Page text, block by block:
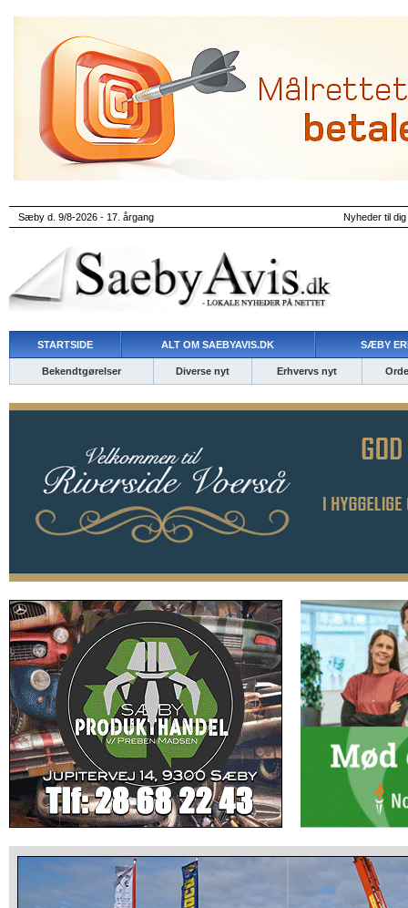
Sæby d. 9/8-2026 - 17. årgang Nyheder til
STARTSIDE ALT OM SAEBYAVIS.DK SÆBY
Bekendtgørelser Diverse nyt Erhvervs nyt